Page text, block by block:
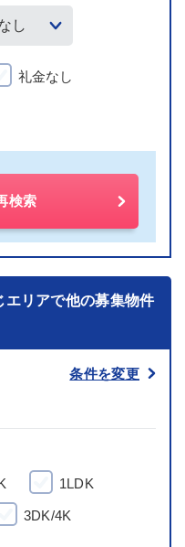
礼金なし
検索
エリアで他の募集物件
条件を変更
1LDK
3DK/4K